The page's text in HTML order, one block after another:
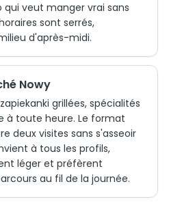
qui veut manger vrai sans
sont serrés,
d'après-midi.
Nowy
grillées, spécialités
à toute heure. Le format
deux visites sans s'asseoir
à tous les profils,
léger et préfèrent
au fil de la journée.